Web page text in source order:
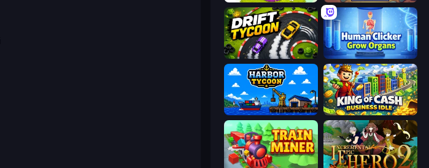
Drift Tycoon Human Clicker: Grow Organs
Harbor Tycoon King of Cash Business Idle